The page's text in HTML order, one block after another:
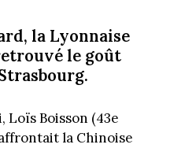
la Lyonnaise
le goût
Loïs Boisson (43e
la Chinoise